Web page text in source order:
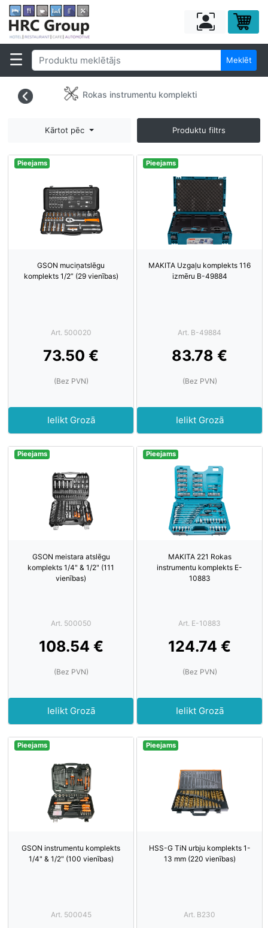
Meklēt
Rokas instrumentu komplekti
Kārtot pēc Produktu filtrs
Pieejams
GSON muciņatslēgu
komplekts 1/2” (29 vienības)
Art. 500020
73.50 €
(Bez PVN)
Ielikt Grozā
Pieejams
MAKITA Uzgaļu komplekts 116
izmēru B-49884
Art. B-49884
83.78 €
(Bez PVN)
Ielikt Grozā
Pieejams
GSON meistara atslēgu
komplekts 1/4" & 1/2" (111
vienības)
Art. 500050
108.54 €
(Bez PVN)
Ielikt Grozā
Pieejams
MAKITA 221 Rokas
instrumentu komplekts E-
10883
Art. E-10883
124.74 €
(Bez PVN)
Ielikt Grozā
Pieejams
GSON instrumentu komplekts
1/4" & 1/2" (100 vienības)
Art. 500045
Pieejams
HSS-G TiN urbju komplekts 1-
13 mm (220 vienības)
Art. B230